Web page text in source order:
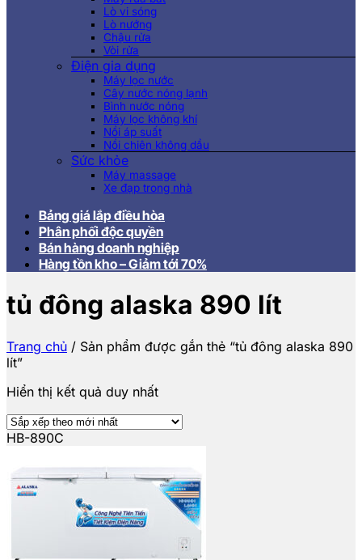
Lò vi sóng
Lò nướng
Chậu rửa
Vòi rửa
Điện gia dụng
Máy lọc nước
Cây nước nóng lạnh
Bình nước nóng
Máy lọc không khí
Nồi áp suất
Nồi chiên không dầu
Sức khỏe
Máy massage
Xe đạp trong nhà
Bảng giá lắp điều hòa
Phân phối độc quyền
Bán hàng doanh nghiệp
Hàng tồn kho – Giảm tới 70%
tủ đông alaska 890 lít
Trang chủ / Sản phẩm được gắn thẻ “tủ đông alaska 890
lít”
Hiển thị kết quả duy nhất
HB-890C